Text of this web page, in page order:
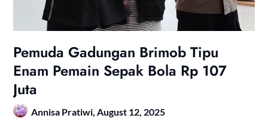
Pemuda Gadungan Brimob Tipu
Enam Pemain Sepak Bola Rp 107
Juta
Annisa Pratiwi, August 12, 2025